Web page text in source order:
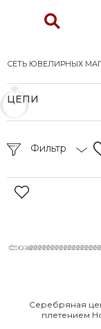
СЕТЬ ЮВЕЛИРНЫХ
ЦЕПИ
Фильтр
Серебряная
плетением